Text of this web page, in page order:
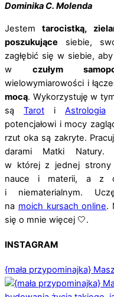
Dominika C. Molenda
Jestemtarocistką,
poszukujące siebie,
zagłębić się w siebie,
w czułym
wielowymiarowości i
mocą. Wykorzystuję w
są Tarot i Astrologia
potencjałowi i mocy
rzut oka są zakryte.
darami Matki Natury.
w której z jednej strony
nauce i materii, a z
i niematerialnym.
na moich kursach online.
się o mnie więcej 🤍.
INSTAGRAM
{mała przypominajka}